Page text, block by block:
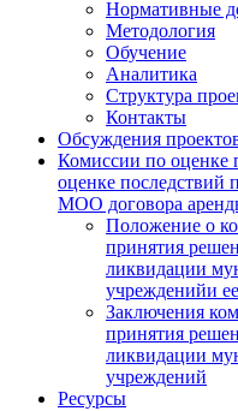
Нормативные
Методология
Обучение
Аналитика
Структура
Контакты
Обсуждения
Комиссии по оценке
оценке последствий
МОО договора
Положение о
принятия
ликвидации
учрежденийи
Заключения
принятия
ликвидации
учреждений
Ресурсы